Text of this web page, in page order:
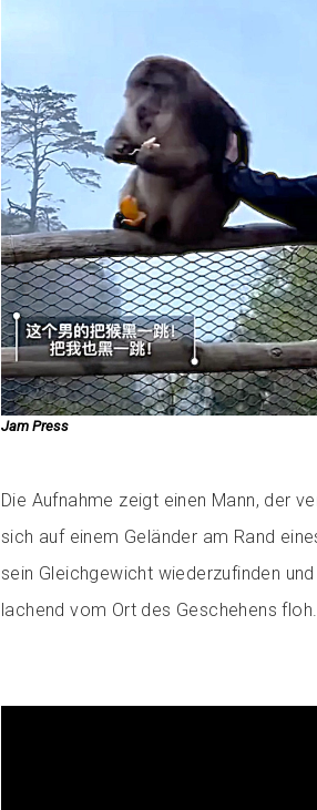
Jam Press
Die Aufnahme zeigt einen Mann, der
sich auf einem Geländer am Rand
sein Gleichgewicht wiederzufinden
lachend vom Ort des Geschehens floh.